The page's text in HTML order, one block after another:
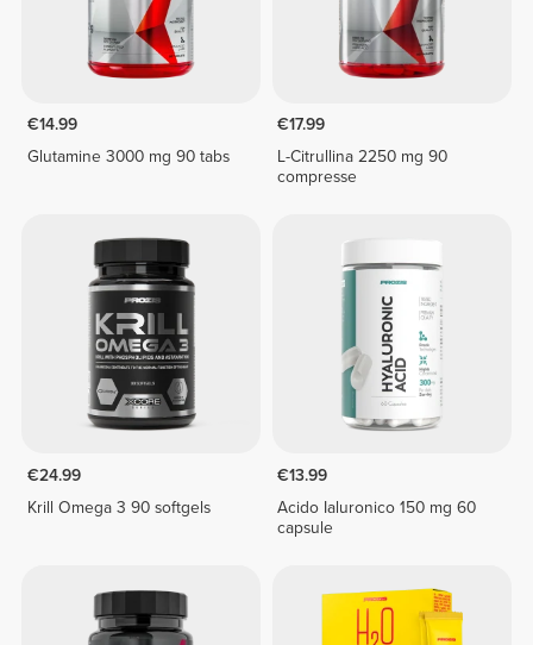
€14.99
Glutamine 3000 mg 90 tabs
€17.99
L-Citrullina 2250 mg 90
compresse
€24.99
Krill Omega 3 90 softgels
€13.99
Acido Ialuronico 150 mg 60
capsule